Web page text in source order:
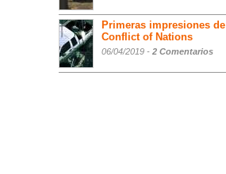
Primeras impresiones de
Conflict of Nations
06/04/2019 - 2 Comentarios